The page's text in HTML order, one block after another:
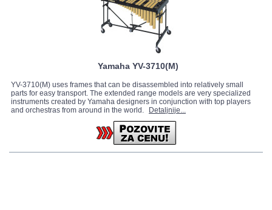
Yamaha YV-3710(M)
YV-3710(M) uses frames that can be disassembled into relatively small
parts for easy transport. The extended range models are very specialized
instruments created by Yamaha designers in conjunction with top players
and orchestras from around in the world.
Detaljnije...